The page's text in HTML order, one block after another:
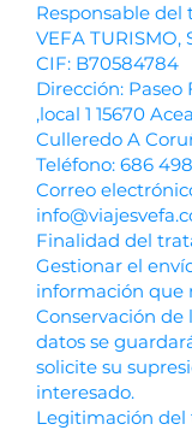
Responsable
VEFA TURISMO,
CIF: B70584784
Dirección: Paseo
,local 1 15670
Culleredo A
Teléfono: 686
Correo
Finalidad del
Gestionar el
información que
Conservación de
datos se
solicite su
interesado.
Legitimación